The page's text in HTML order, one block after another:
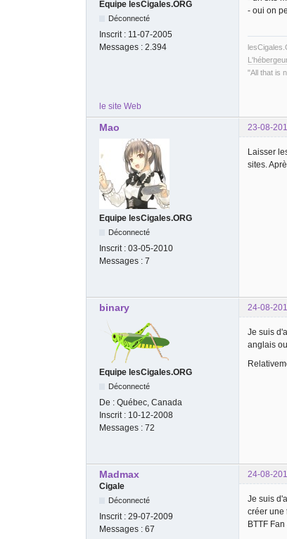
Equipe lesCigales.ORG
Déconnecté
Inscrit : 11-07-2005
Messages : 2.394
- oui on
"All that is
le site Web
Mao 23-08-
Equipe lesCigales.ORG
Déconnecté
Inscrit : 03-05-2010
Messages : 7
Laisser
sites.
binary 24-08-
Equipe lesCigales.ORG
Déconnecté
De : Québec, Canada
Inscrit : 10-12-2008
Messages : 72
Je suis
anglais
Madmax
24-08-
Cigale
Déconnecté
Inscrit : 29-07-2009
Messages : 67
Je suis
créer une
BTTF